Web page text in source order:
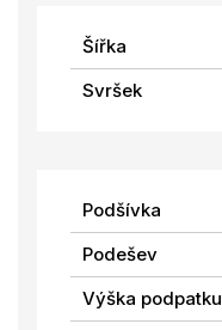
Šířka
Svršek
Podšívka
Podešev
Výška podpatku